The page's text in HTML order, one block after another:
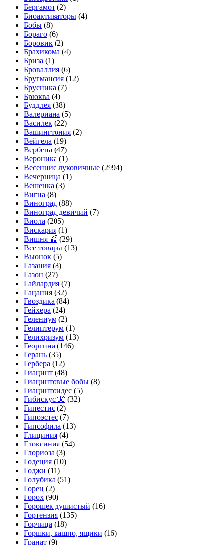
Бергамот (2)
Биоактиваторы (4)
Бобы (8)
Бораго (6)
Боровик (2)
Брахикома (4)
Бриза (1)
Броваллия (6)
Бругмансия (12)
Брусника (7)
Брюква (4)
Буддлея (38)
Валериана (5)
Василек (22)
Вашингтония (2)
Вейгела (19)
Вербена (47)
Вероника (1)
Весенние луковичные (2994)
Вечерница (1)
Вешенка (3)
Вигна (8)
Виноград (88)
Виноград девичий (7)
Виола (205)
Вискария (1)
Вишня 🍒 (29)
Все товары (13)
Вьюнок (5)
Газания (8)
Газон (27)
Гайлардия (7)
Гацания (32)
Гвоздика (84)
Гейхера (24)
Гелениум (2)
Гелиптерум (1)
Гелихризум (13)
Георгина (146)
Герань (35)
Гербера (12)
Гиацинт (48)
Гиацинтовые бобы (8)
Гиацинтоидес (5)
Гибискус 🌺 (32)
Гипестис (2)
Гипоэстес (7)
Гипсофила (13)
Глициния (4)
Глоксиния (54)
Глориоза (3)
Годеция (10)
Годжи (11)
Голубика (51)
Горец (2)
Горох (90)
Горошек душистый (16)
Гортензия (135)
Горчица (18)
Горшки, кашпо, ящики (16)
Гранат (9)